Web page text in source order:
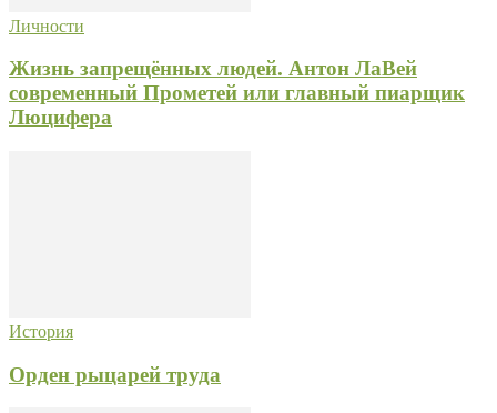
Личности
Жизнь запрещённых людей. Антон ЛаВей
современный Прометей или главный пиарщик
Люцифера
История
Орден рыцарей труда